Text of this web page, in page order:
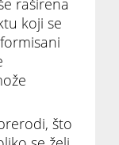
koji se
što